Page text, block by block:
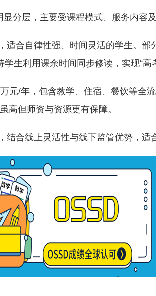
分层，主要受课程模式、服务内容
适合自律性强、时间灵活的学生。部
生利用课余时间同步修读，实现“高
元/年，包含教学、住宿、餐饮等全
高但师资与资源更有保障。
结合线上灵活性与线下监管优势，适